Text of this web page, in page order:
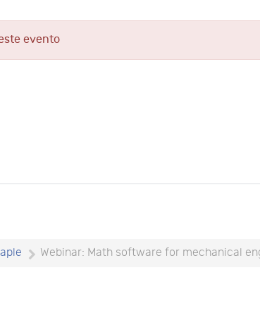
evento
Webinar: Math software for mechanical